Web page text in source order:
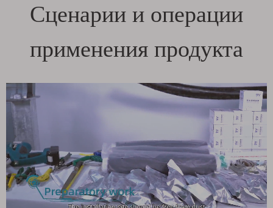
Сценарии и операции
применения продукта